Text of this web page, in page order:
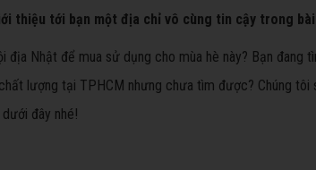
thiệu tới bạn một địa chỉ vô cùng tin cậy trong
địa Nhật để mua sử dụng cho mùa hè này? Bạn đang
lượng tại TPHCM nhưng chưa tìm được? Chúng tôi
đây nhé!